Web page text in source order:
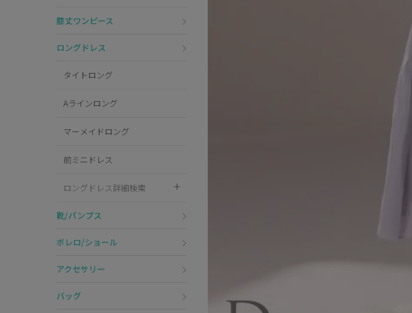
膝丈ワンピース
ロングドレス
タイトロング
Aラインロング
マーメイドロング
前ミニドレス
ロングドレス詳細検索
靴/パンプス
ボレロ/ショール
アクセサリー
バッグ